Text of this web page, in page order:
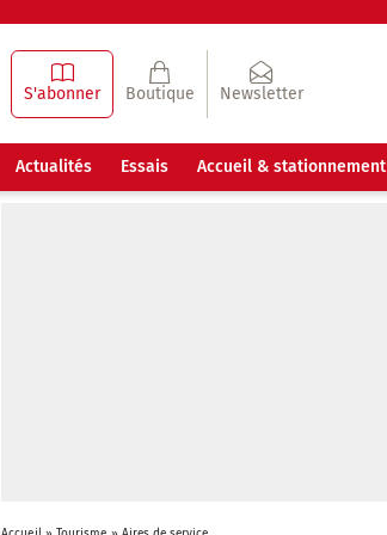
S'abonner Boutique Newsletter
Actualités Essais Accueil & stationnement